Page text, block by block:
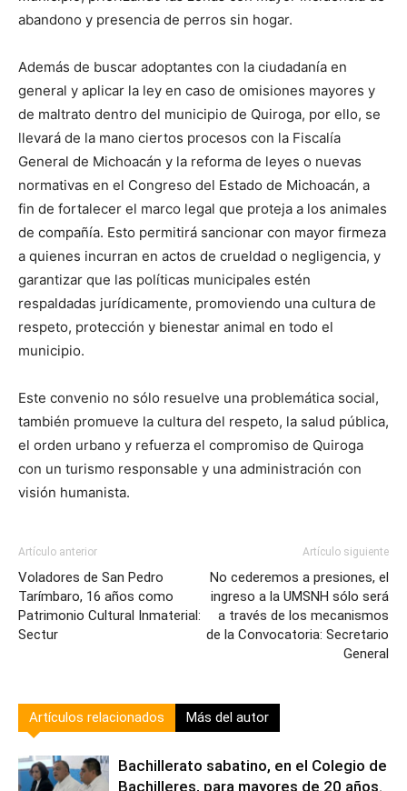
abandono y presencia de perros sin hogar.
Además de buscar adoptantes con la ciudadanía en
general y aplicar la ley en caso de omisiones mayores y
de maltrato dentro del municipio de Quiroga, por ello, se
llevará de la mano ciertos procesos con la Fiscalía
General de Michoacán y la reforma de leyes o nuevas
normativas en el Congreso del Estado de Michoacán, a
fin de fortalecer el marco legal que proteja a los animales
de compañía. Esto permitirá sancionar con mayor firmeza
a quienes incurran en actos de crueldad o negligencia, y
garantizar que las políticas municipales estén
respaldadas jurídicamente, promoviendo una cultura de
respeto, protección y bienestar animal en todo el
municipio.
Este convenio no sólo resuelve una problemática social,
también promueve la cultura del respeto, la salud pública,
el orden urbano y refuerza el compromiso de Quiroga
con un turismo responsable y una administración con
visión humanista.
Artículo anterior
Voladores de San Pedro
Tarímbaro, 16 años como
Patrimonio Cultural Inmaterial:
Sectur
Artículo siguiente
No cederemos a presiones, el
ingreso a la UMSNH sólo será
a través de los mecanismos
de la Convocatoria: Secretario
General
Artículos relacionados Más del autor
Bachillerato sabatino, en el Colegio de
Bachilleres, para mayores de 20 años.